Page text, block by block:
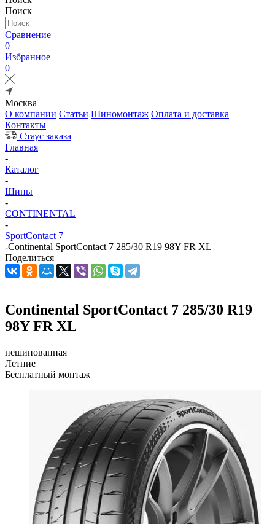
Поиск
Сравнение
0
Избранное
0
Москва
О компании Статьи Шиномонтаж Оплата и доставка
Контакты
Стаус заказа
Главная
-
Каталог
-
Шины
-
CONTINENTAL
-
SportContact 7
-Continental SportContact 7 285/30 R19 98Y FR XL
Поделиться
Continental SportContact 7 285/30 R19
98Y FR XL
нешипованная
Летние
Бесплатный монтаж